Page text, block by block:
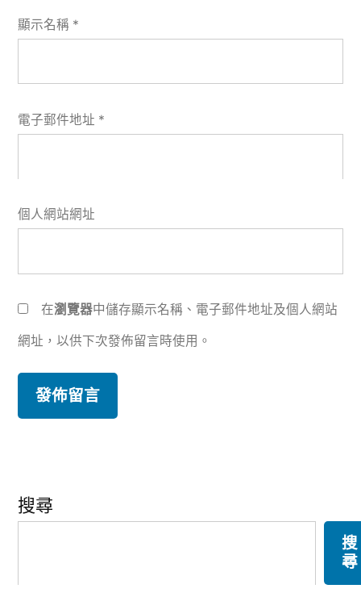
顯示名稱 *
電子郵件地址 *
個人網站網址
在瀏覽器中儲存顯示名稱、電子郵件地址及個人網站
網址，以供下次發佈留言時使用。
搜尋
搜
尋